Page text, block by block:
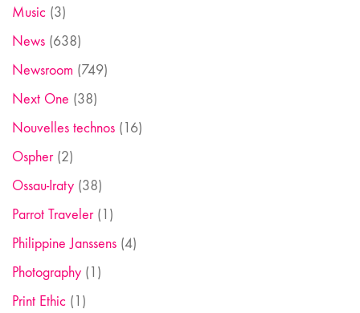
Music (3)
News (638)
Newsroom (749)
Next One (38)
Nouvelles technos (16)
Ospher(2)
Ossau-Iraty (38)
Parrot Traveler(1)
Philippine Janssens (4)
Photography (1)
Print Ethic (1)